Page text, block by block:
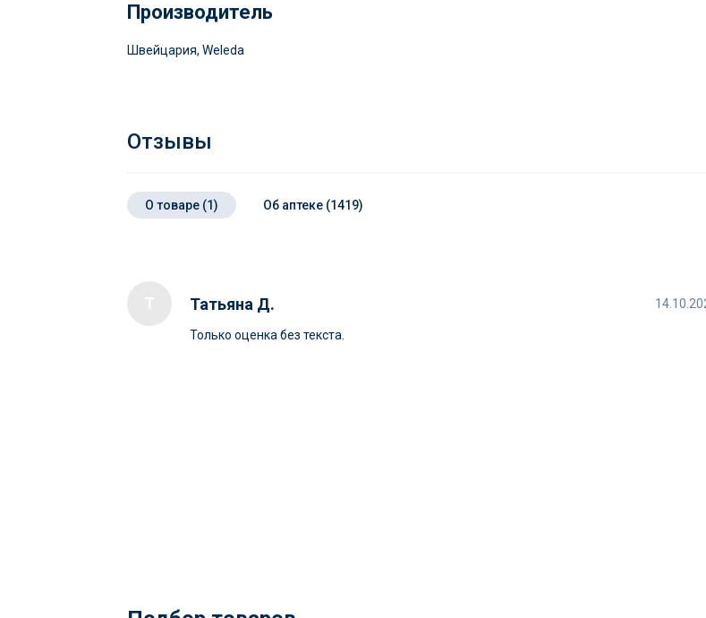
Производитель
Швейцария, Weleda
Отзывы
О товаре (1) Об аптеке (1419)
Татьяна Д.
Только оценка без текста.